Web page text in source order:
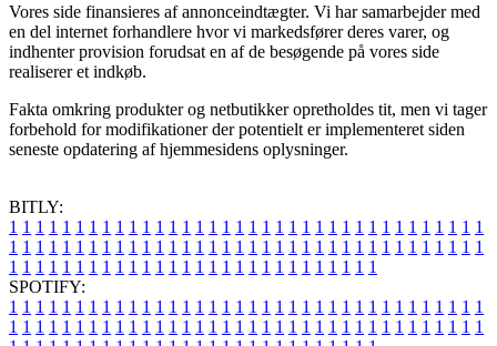
Vores side finansieres af annonceindtægter. Vi har samarbejder med
en del internet forhandlere hvor vi markedsfører deres varer, og
indhenter provision forudsat en af de besøgende på vores side
realiserer et indkøb.
Fakta omkring produkter og netbutikker opretholdes tit, men vi tager
forbehold for modifikationer der potentielt er implementeret siden
seneste opdatering af hjemmesidens oplysninger.
BITLY:
1 1 1 1 1 1 1 1 1 1 1 1 1 1 1 1 1 1 1 1 1 1 1 1 1 1 1 1 1 1 1 1 1 1 1 1
1 1 1 1 1 1 1 1 1 1 1 1 1 1 1 1 1 1 1 1 1 1 1 1 1 1 1 1 1 1 1 1 1 1 1 1
1 1 1 1 1 1 1 1 1 1 1 1 1 1 1 1 1 1 1 1 1 1 1 1 1 1 1 1
SPOTIFY:
1 1 1 1 1 1 1 1 1 1 1 1 1 1 1 1 1 1 1 1 1 1 1 1 1 1 1 1 1 1 1 1 1 1 1 1
1 1 1 1 1 1 1 1 1 1 1 1 1 1 1 1 1 1 1 1 1 1 1 1 1 1 1 1 1 1 1 1 1 1 1 1